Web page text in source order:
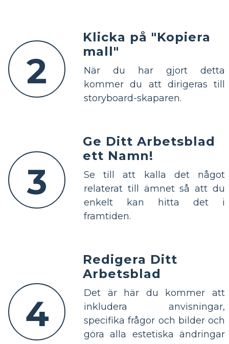
2
Klicka på "Kopiera
mall"
När du har gjort detta
kommer du att dirigeras till
storyboard-skaparen.
3
Ge Ditt Arbetsblad
ett Namn!
Se till att kalla det något
relaterat till ämnet så att du
enkelt kan hitta det i
framtiden.
4
Redigera Ditt
Arbetsblad
Det är här du kommer att
inkludera anvisningar,
specifika frågor och bilder och
göra alla estetiska ändringar